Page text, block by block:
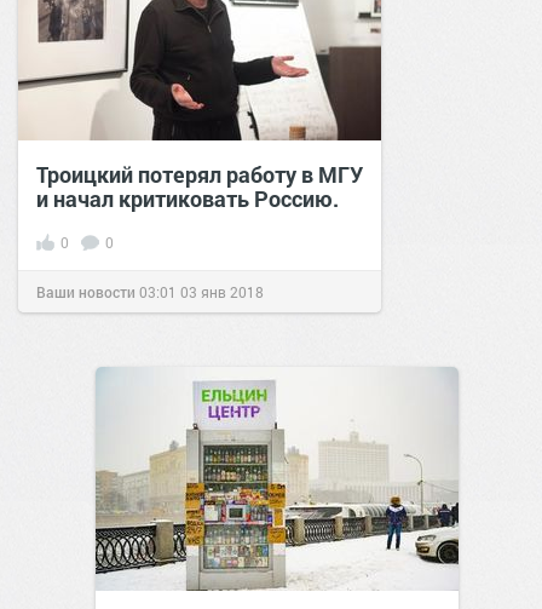
Троицкий потерял работу в МГУ
и начал критиковать Россию.
0 0
Ваши новости 03:01 03 янв 2018